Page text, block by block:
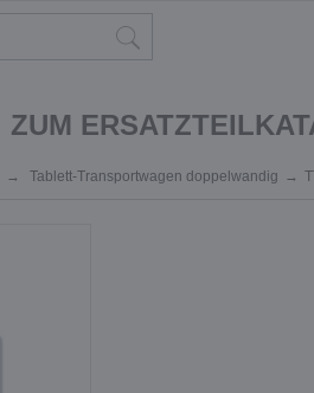
ZUM
Tablett-Transportwagen doppelwandig